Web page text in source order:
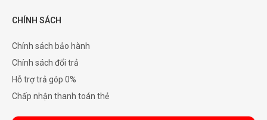
CHÍNH SÁCH
Chính sách bảo hành
Chính sách đổi trả
Hỗ trợ trả góp 0%
Chấp nhận thanh toán thẻ